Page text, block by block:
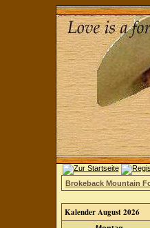
Brokeback Mountain
Kalender August 2026